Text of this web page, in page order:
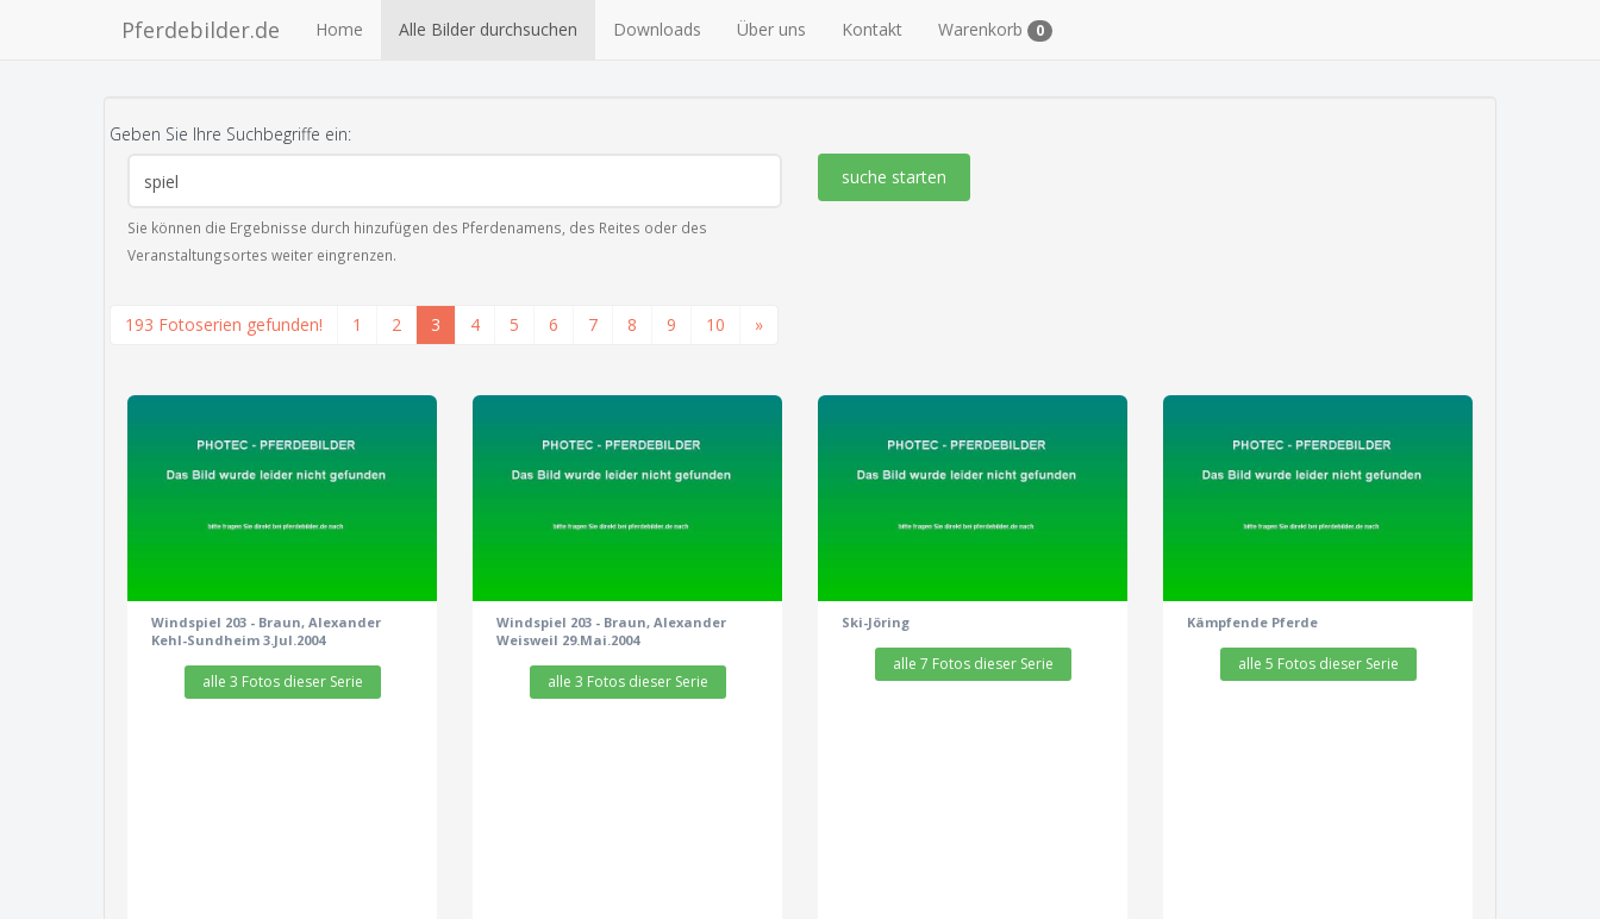
Pferdebilder.de Home Alle Bilder durchsuchen Downloads Über uns Kontakt Warenkorb 0
Geben Sie Ihre Suchbegriffe ein:
Sie können die Ergebnisse durch hinzufügen des Pferdenamens, des Reites oder des
Veranstaltungsortes weiter eingrenzen.
suche starten
193 Fotoserien gefunden! 1 2 3 4 5 6 7 8 9 10 »
zeige alle 3 Fotos
Windspiel 203 - Braun, Alexander
Kehl-Sundheim 3.Jul.2004
alle 3 Fotos dieser Serie
zeige alle 3 Fotos
Windspiel 203 - Braun, Alexander
Weisweil 29.Mai.2004
alle 3 Fotos dieser Serie
zeige alle 7 Fotos
Ski-Jöring
alle 7 Fotos dieser Serie
zeige alle 5 Fotos
Kämpfende Pferde
alle 5 Fotos dieser Serie